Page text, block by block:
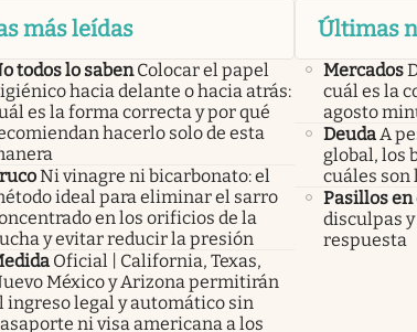
más leídas
todos lo saben Colocar el papel
hacia delante o hacia atrás:
es la forma correcta y por qué
hacerlo solo de esta
Ni vinagre ni bicarbonato: el
ideal para eliminar el sarro
en los orificios de la
y evitar reducir la presión
Oficial | California, Texas,
México y Arizona permitirán
ingreso legal y automático sin
ni visa americana a los
Últimas
Mercados
cuál es la
agosto
Deuda A
global, los
cuáles son
Pasillos en
disculpas
respuesta